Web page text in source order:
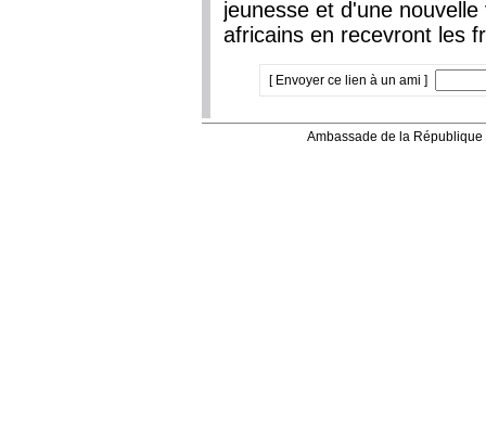
jeunesse et d'une
africains en recevront les
[ Envoyer ce lien à un ami ]
Ambassade de la